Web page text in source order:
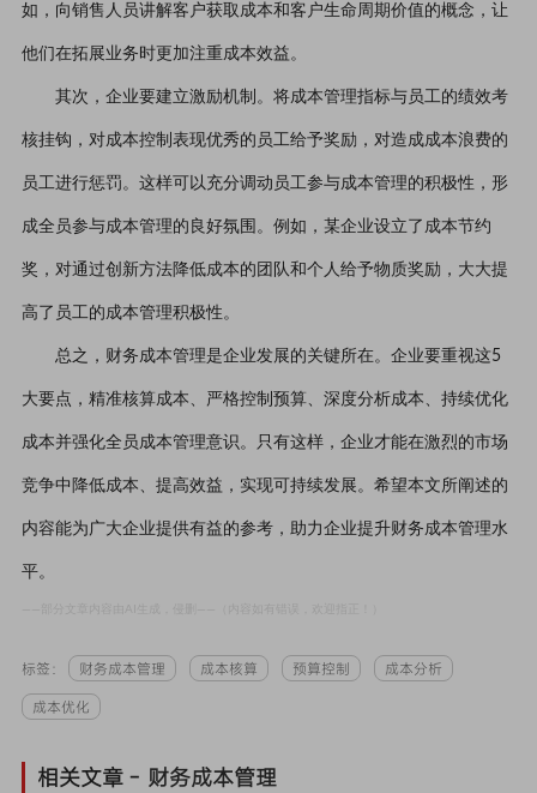
如，向销售人员讲解客户获取成本和客户生命周期价值的概念，让
他们在拓展业务时更加注重成本效益。
其次，企业要建立激励机制。将成本管理指标与员工的绩效考
核挂钩，对成本控制表现优秀的员工给予奖励，对造成成本浪费的
员工进行惩罚。这样可以充分调动员工参与成本管理的积极性，形
成全员参与成本管理的良好氛围。例如，某企业设立了成本节约
奖，对通过创新方法降低成本的团队和个人给予物质奖励，大大提
高了员工的成本管理积极性。
总之，财务成本管理是企业发展的关键所在。企业要重视这5
大要点，精准核算成本、严格控制预算、深度分析成本、持续优化
成本并强化全员成本管理意识。只有这样，企业才能在激烈的市场
竞争中降低成本、提高效益，实现可持续发展。希望本文所阐述的
内容能为广大企业提供有益的参考，助力企业提升财务成本管理水
平。
标签： 财务成本管理 成本核算 预算控制
成本分析
成本优化
相关文章 - 财务成本管理